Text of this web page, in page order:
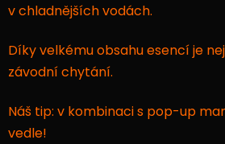
v chladnějších vodách.
Díky velkému obsahu esencí je
závodní chytání.
Náš tip: v kombinaci s pop-up
vedle!